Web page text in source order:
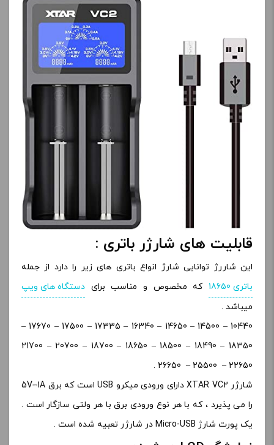
قابلیت های شارژر باتری :
این شاررژ توانایی شارژ انواع باتری های زیر را دارد از جمله
باتری 18650
که مخصوص و مناسب برای دستگاه های ویپ
میباشد .
10440 – 14500 – 14650 – 16340 – 17335 – 17500 – 17670 –
18350 – 18490 – 18500 – 18650 – 18700 – 20700 – 21700
22650 – 25500 – 26650 .
شارژر XTAR VC2 دارای ورودی میکرو USB است که برق 5V⎓1A
را می پذیرد ، که با هر نوع ورودی برق با هر ولتی سازگار است .
یک پورت شارژ Micro-USB در شارژر تعبیه شده است .